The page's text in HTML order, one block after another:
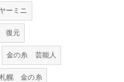
ーミニ
復元
金の糸 芸能人
札幌 金の糸